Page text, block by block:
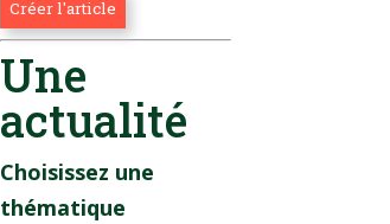
Une
actualité
Choisissez une
thématique